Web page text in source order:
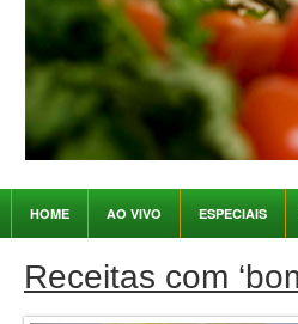
HOME AO VIVO ESPECIAIS
Receitas com